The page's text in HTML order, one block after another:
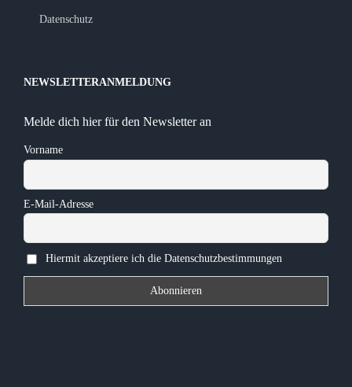
Datenschutz
NEWSLETTERANMELDUNG
Melde dich hier für den Newsletter an
Vorname
E-Mail-Adresse
Hiermit akzeptiere ich die Datenschutzbestimmungen